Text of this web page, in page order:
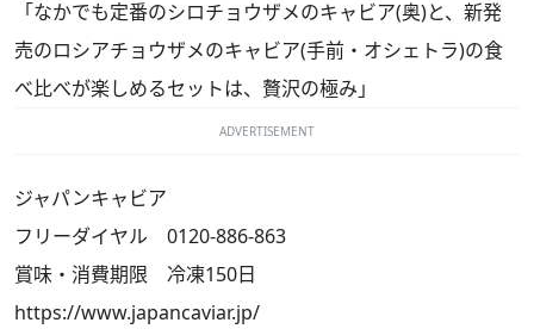
「なかでも定番のシロチョウザメのキャビア(奥)と、新発
売のロシアチョウザメのキャビア(手前・オシェトラ)の食
べ比べが楽しめるセットは、贅沢の極み」
ADVERTISEMENT
ジャパンキャビア
フリーダイヤル 0120-886-863
賞味・消費期限 冷凍150日
https://www.japancaviar.jp/